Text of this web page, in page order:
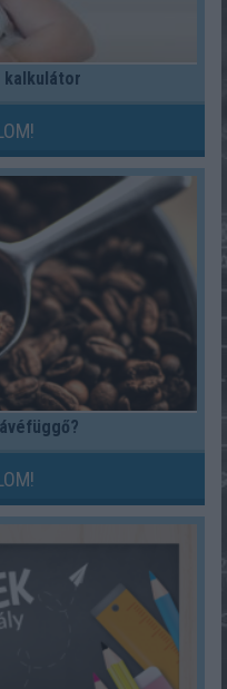
kalkulátor